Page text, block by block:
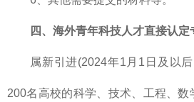
四、海外青年科技人才直接认定
属新引进(2024年1月1日及以
200名高校的科学、技术、工程、